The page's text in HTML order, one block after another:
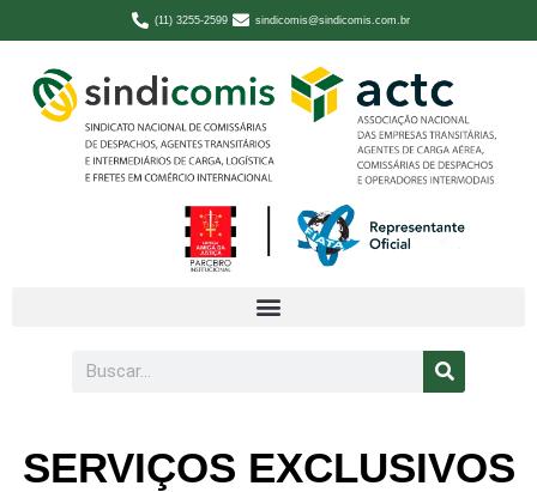
(11) 3255-2599 sindicomis@sindicomis.com.br
SERVIÇOS EXCLUSIVOS